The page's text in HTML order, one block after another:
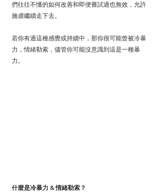
們往往不懂的如何改善和即便嘗試過也無效，允許
施虐繼續走下去。
若你有過這種感覺或持續中，那你很可能曾被冷暴
力，情緒勒索，儘管你可能沒意識到這是一種暴
力。
什麼是冷暴力 & 情緒勒索？